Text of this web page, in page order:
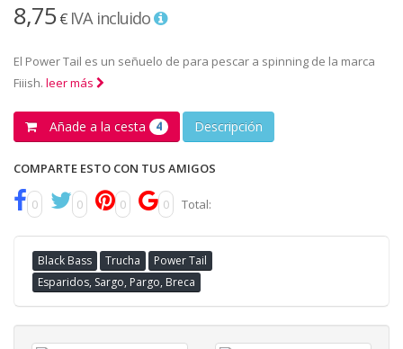
8,75€ IVA incluido
El Power Tail es un señuelo de para pescar a spinning de la marca
Fiiish. leer más
Añade a la cesta 4 Descripción
COMPARTE ESTO CON TUS AMIGOS
0 0 0 0 Total:
Black Bass Trucha
Power Tail
Esparidos, Sargo, Pargo, Breca